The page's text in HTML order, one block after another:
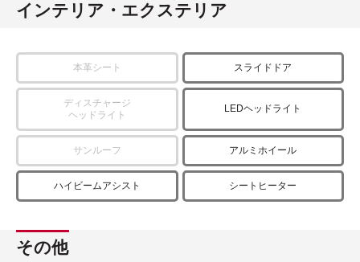
インテリア・エクステリア
本革シート スライドドア
ディスチャージ
ヘッドライト
LEDヘッドライト
サンルーフ アルミホイール
ハイビームアシスト シートヒーター
その他